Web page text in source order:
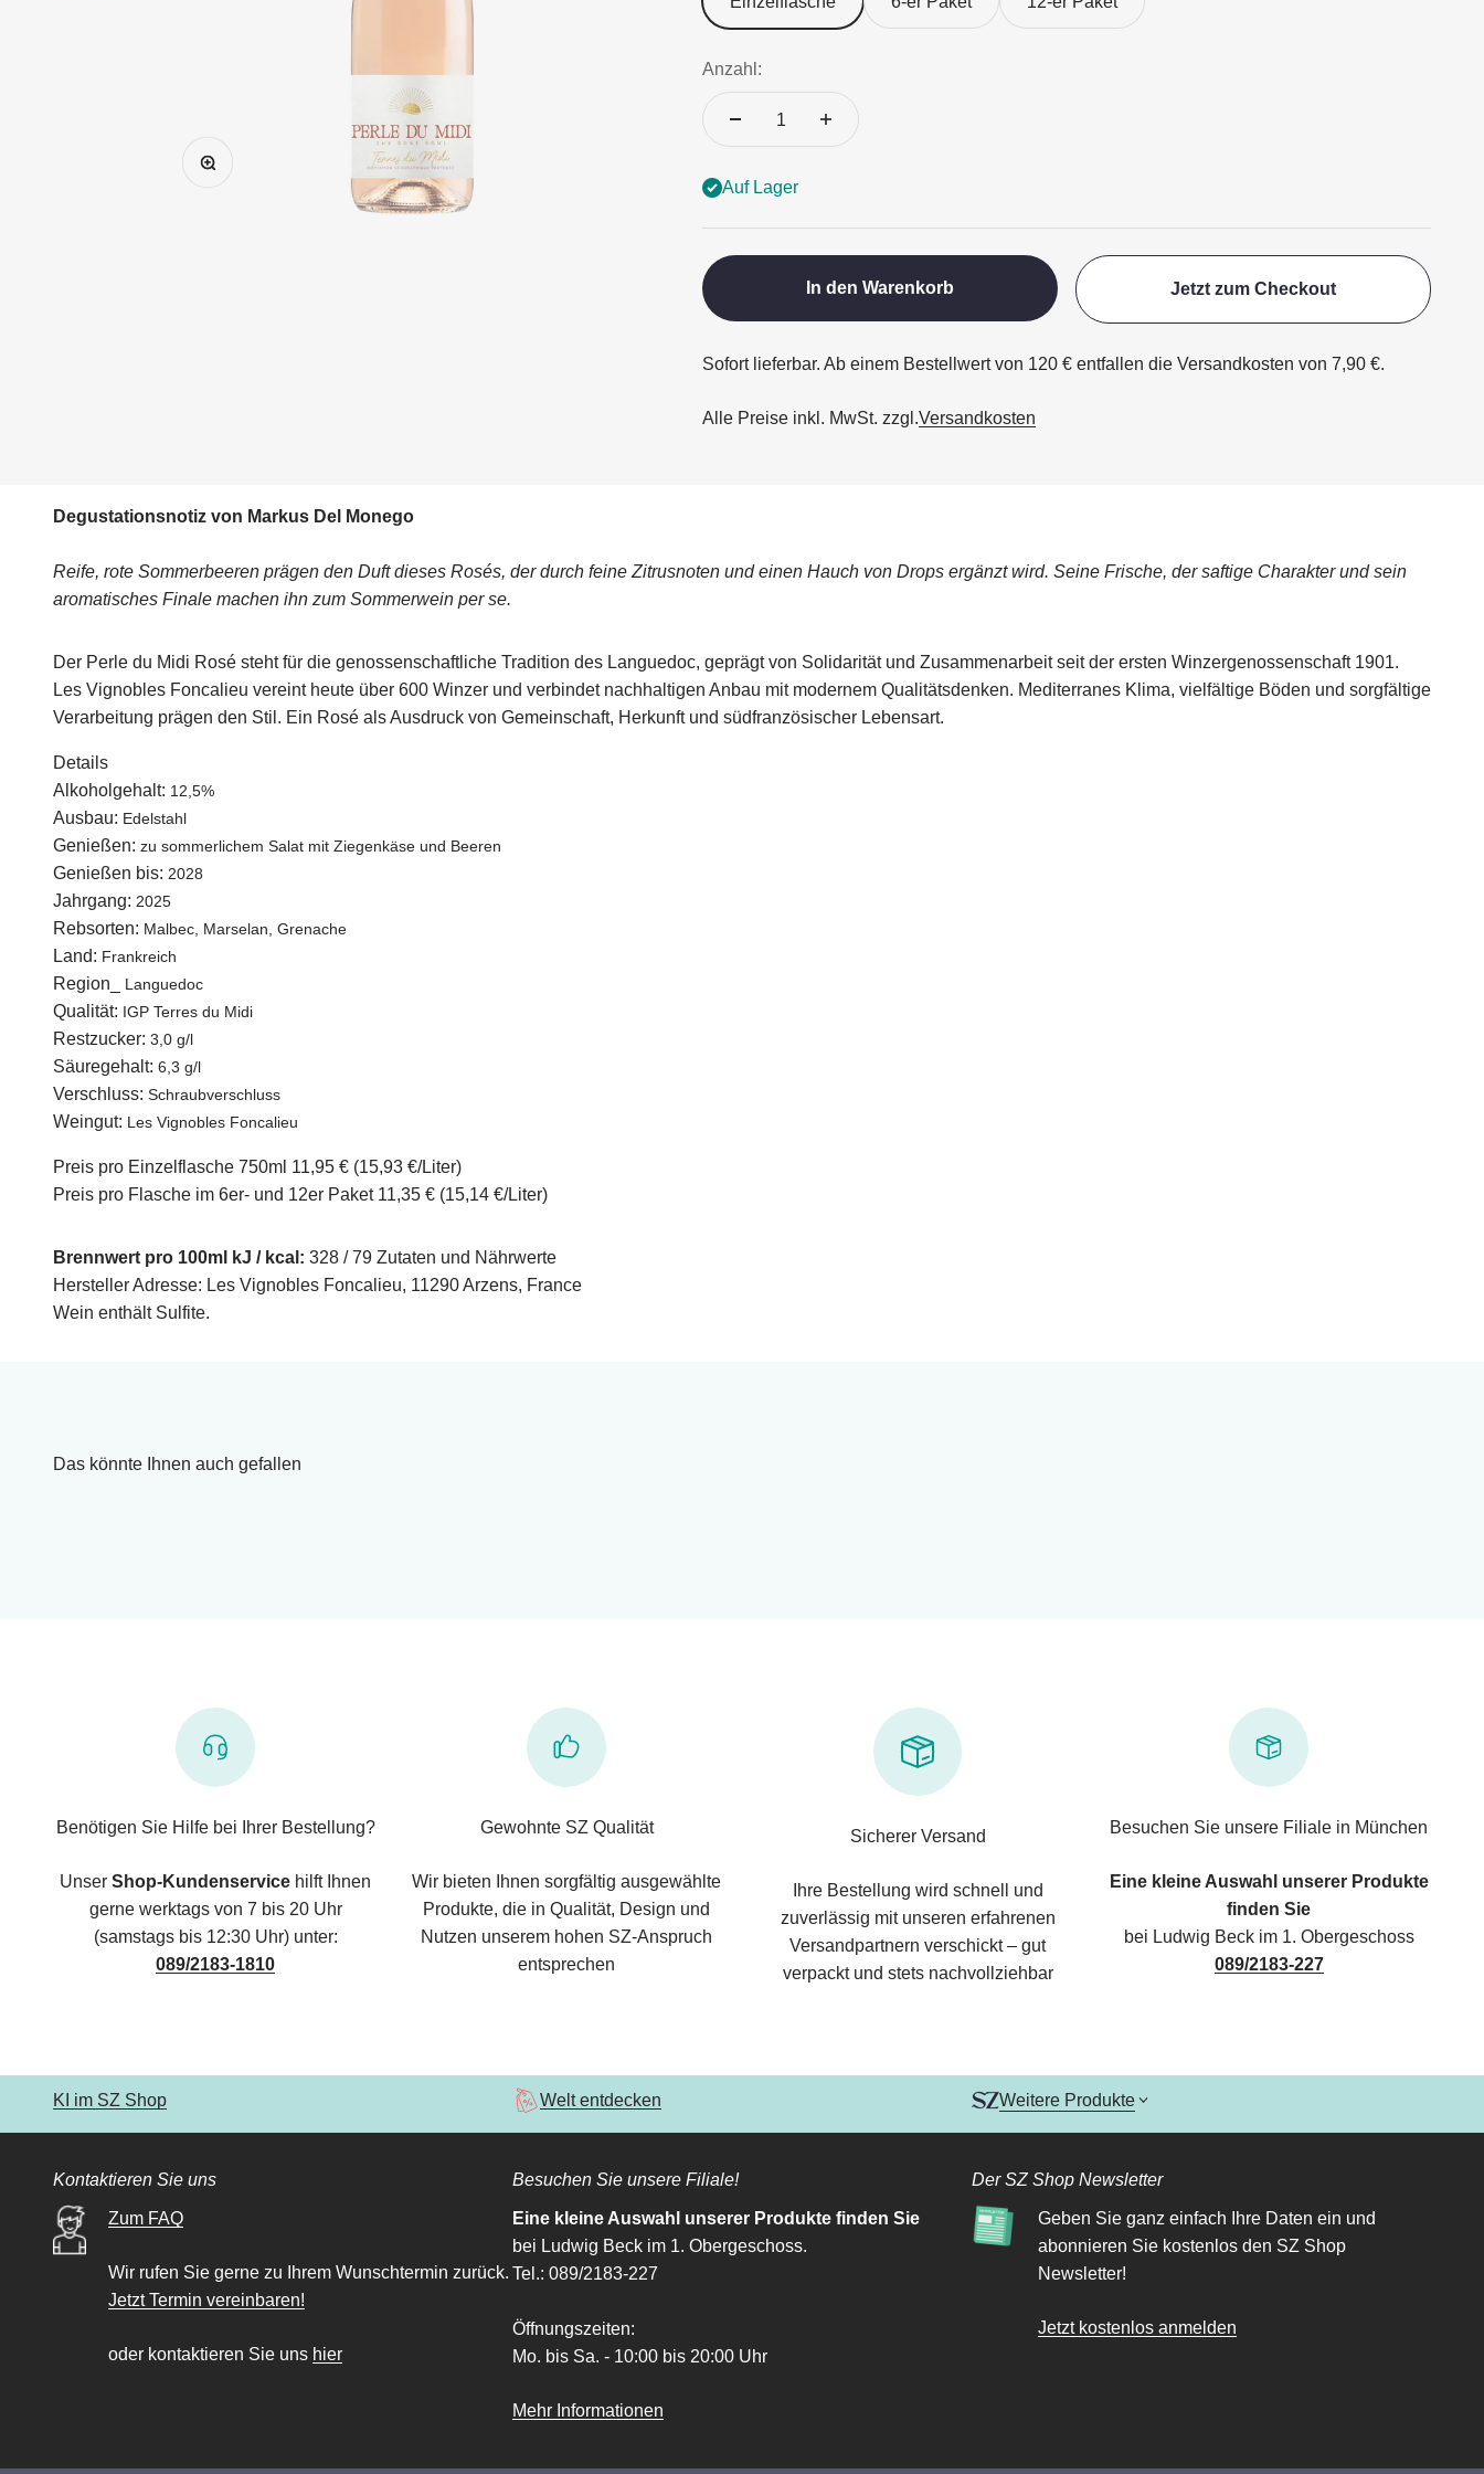
Bild vergrößern
Anzahl:
Auf Lager
In den Warenkorb Jetzt zum Checkout
Sofort lieferbar. Ab einem Bestellwert von 120 € entfallen die Versandkosten von 7,90 €.
Alle Preise inkl. MwSt. zzgl.Versandkosten
Degustationsnotiz von Markus Del Monego
Reife, rote Sommerbeeren prägen den Duft dieses Rosés, der durch feine Zitrusnoten und einen Hauch von Drops ergänzt wird. Seine Frische, der saftige Charakter und sein
aromatisches Finale machen ihn zum Sommerwein per se.
Der Perle du Midi Rosé steht für die genossenschaftliche Tradition des Languedoc, geprägt von Solidarität und Zusammenarbeit seit der ersten Winzergenossenschaft 1901.
Les Vignobles Foncalieu vereint heute über 600 Winzer und verbindet nachhaltigen Anbau mit modernem Qualitätsdenken. Mediterranes Klima, vielfältige Böden und sorgfältige
Verarbeitung prägen den Stil. Ein Rosé als Ausdruck von Gemeinschaft, Herkunft und südfranzösischer Lebensart.
Details
Alkoholgehalt: 12,5%
Ausbau: Edelstahl
Genießen: zu sommerlichem Salat mit Ziegenkäse und Beeren
Genießen bis: 2028
Jahrgang: 2025
Rebsorten: Malbec, Marselan, Grenache
Land: Frankreich
Region_ Languedoc
Qualität: IGP Terres du Midi
Restzucker: 3,0 g/l
Säuregehalt: 6,3 g/l
Verschluss: Schraubverschluss
Weingut: Les Vignobles Foncalieu
Preis pro Einzelflasche 750ml 11,95 € (15,93 €/Liter)
Preis pro Flasche im 6er- und 12er Paket 11,35 € (15,14 €/Liter)
Brennwert pro 100ml kJ / kcal: 328 / 79 Zutaten und Nährwerte
Hersteller Adresse: Les Vignobles Foncalieu, 11290 Arzens, France
Wein enthält Sulfite.
Das könnte Ihnen auch gefallen
Benötigen Sie Hilfe bei Ihrer Bestellung?
Unser Shop-Kundenservice hilft Ihnen
gerne werktags von 7 bis 20 Uhr
(samstags bis 12:30 Uhr) unter:
089/2183-1810
Gewohnte SZ Qualität
Wir bieten Ihnen sorgfältig ausgewählte
Produkte, die in Qualität, Design und
Nutzen unserem hohen SZ-Anspruch
entsprechen
Sicherer Versand
Ihre Bestellung wird schnell und
zuverlässig mit unseren erfahrenen
Versandpartnern verschickt – gut
verpackt und stets nachvollziehbar
Besuchen Sie unsere Filiale in München
Eine kleine Auswahl unserer Produkte
finden Sie
bei Ludwig Beck im 1. Obergeschoss
089/2183-227
KI im SZ Shop Welt entdecken Weitere Produkte
Kontaktieren Sie uns
Zum FAQ
Wir rufen Sie gerne zu Ihrem Wunschtermin zurück.
Jetzt Termin vereinbaren!
oder kontaktieren Sie uns hier
Besuchen Sie unsere Filiale!
Eine kleine Auswahl unserer Produkte finden Sie
bei Ludwig Beck im 1. Obergeschoss.
Tel.: 089/2183-227
Öffnungszeiten:
Mo. bis Sa. - 10:00 bis 20:00 Uhr
Mehr Informationen
Der SZ Shop Newsletter
Geben Sie ganz einfach Ihre Daten ein und
abonnieren Sie kostenlos den SZ Shop
Newsletter!
Jetzt kostenlos anmelden